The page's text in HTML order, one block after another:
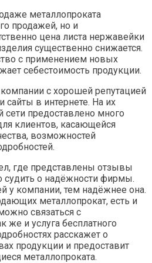
металлопроката
продажей, но и
цена листа нержавейки
существенно снижается.
с применением новых
себестоимость продукции.
с хорошей репутацией
в интернете. На их
сети предоставлено много
клиентов, касающейся
возможностей
где представлены отзывы
судить о надёжности фирмы.
у компании, тем надёжнее она.
металлопрокат, есть и
связаться с
же и услуга бесплатного
расскажет о
продукции и предоставит
металлопроката.